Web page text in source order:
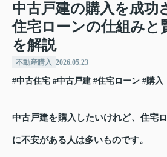
中古戸建の購入を成功
住宅ローンの仕組みと
を解説
不動産購入 2026.05.23
#中古住宅 #中古戸建 #住宅ローン #購入
中古戸建を購入したいけれど、住宅
に不安がある人は多いものです。